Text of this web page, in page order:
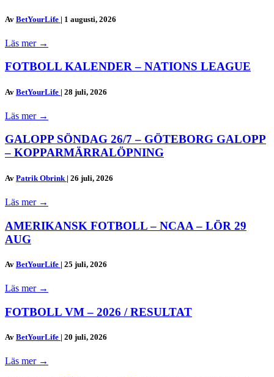
Av BetYourLife | 1 augusti, 2026
Läs mer →
FOTBOLL KALENDER – NATIONS LEAGUE
Av BetYourLife | 28 juli, 2026
Läs mer →
GALOPP SÖNDAG 26/7 – GÖTEBORG GALOPP
– KOPPARMÄRRALÖPNING
Av Patrik Obrink | 26 juli, 2026
Läs mer →
AMERIKANSK FOTBOLL – NCAA – LÖR 29
AUG
Av BetYourLife | 25 juli, 2026
Läs mer →
FOTBOLL VM – 2026 / RESULTAT
Av BetYourLife | 20 juli, 2026
Läs mer →